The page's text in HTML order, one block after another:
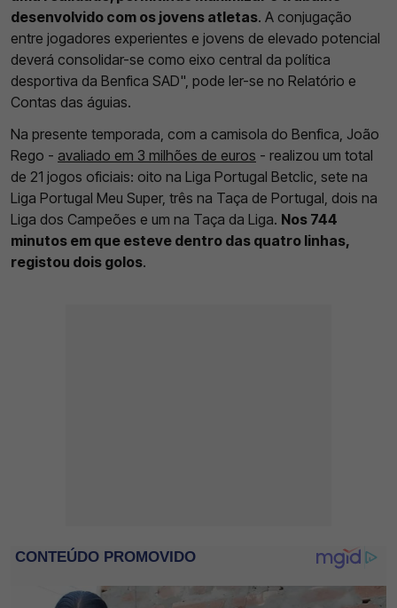
desenvolvido com os jovens atletas. A conjugação
entre jogadores experientes e jovens de elevado potencial
deverá consolidar-se como eixo central da política
desportiva da Benfica SAD", pode ler-se no Relatório e
Contas das águias.
Na presente temporada, com a camisola do Benfica, João
Rego - avaliado em 3 milhões de euros - realizou um total
de 21 jogos oficiais: oito na Liga Portugal Betclic, sete na
Liga Portugal Meu Super, três na Taça de Portugal, dois na
Liga dos Campeões e um na Taça da Liga. Nos 744
minutos em que esteve dentro das quatro linhas,
registou dois golos.